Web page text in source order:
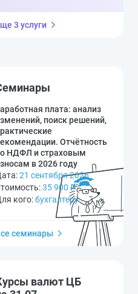
3 услуги
плата: анализ
поиск решений,
Отчётность
НДФЛ и страховым
в 2026 году
21 сентября 2026
35 900 ₽
кого:бухгалтеру
семинары
валют ЦБ